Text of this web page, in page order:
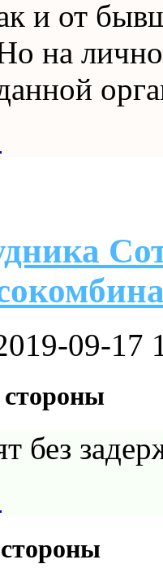
и от
на
09-17
без